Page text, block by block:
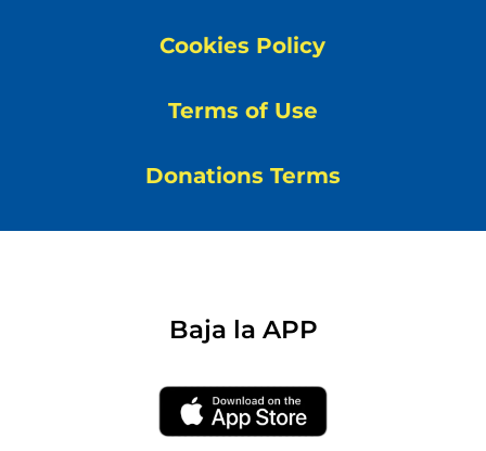
Cookies Policy
Terms of Use
Donations Terms
Baja la APP